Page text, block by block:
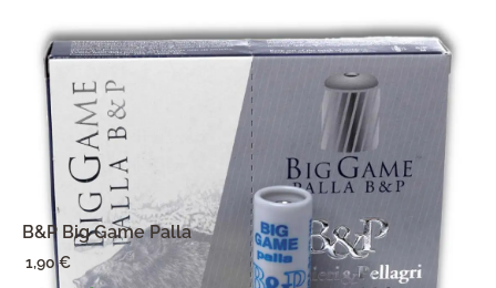
B&P Big Game Palla
1,90€